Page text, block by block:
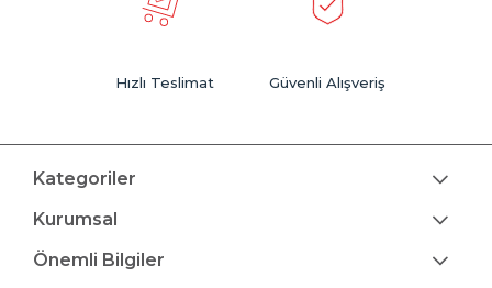
Hızlı Teslimat Güvenli Alışveriş
Kategoriler
Kurumsal
Önemli Bilgiler